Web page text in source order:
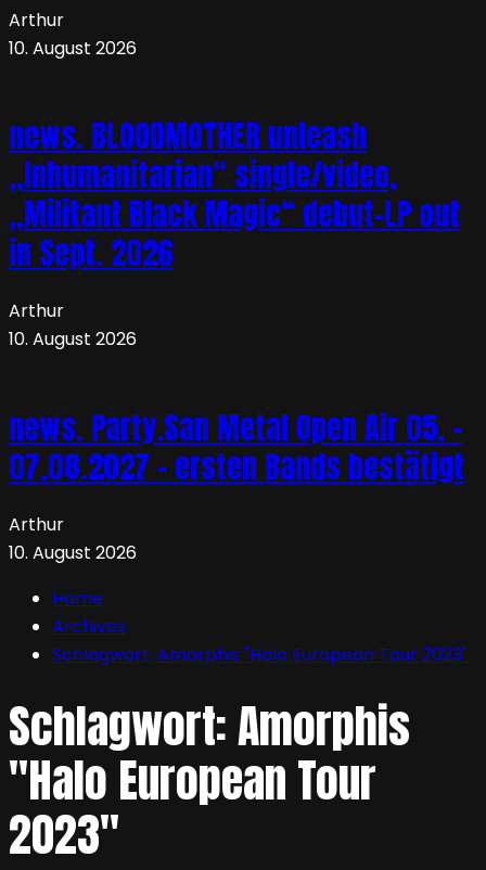
Arthur
10. August 2026
news. BLOODMOTHER unleash
„Inhumanitarian“ single/video,
„Militant Black Magic“ debut-LP out
in Sept. 2026
Arthur
10. August 2026
news. Party.San Metal Open Air 05. –
07.08.2027 – ersten Bands bestätigt
Arthur
10. August 2026
Home
Archives
Schlagwort: Amorphis "Halo European Tour 2023"
Schlagwort:Amorphis
"Halo European Tour
2023"